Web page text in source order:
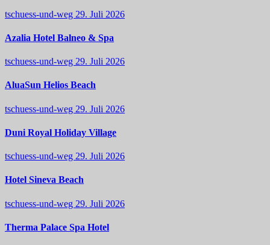
tschuess-und-weg 29. Juli 2026
Azalia Hotel Balneo & Spa
tschuess-und-weg 29. Juli 2026
AluaSun Helios Beach
tschuess-und-weg 29. Juli 2026
Duni Royal Holiday Village
tschuess-und-weg 29. Juli 2026
Hotel Sineva Beach
tschuess-und-weg 29. Juli 2026
Therma Palace Spa Hotel